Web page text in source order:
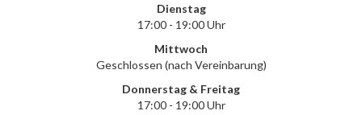
Dienstag
17:00 - 19:00 Uhr
Mittwoch
Geschlossen (nach Vereinbarung)
Donnerstag & Freitag
17:00 - 19:00 Uhr